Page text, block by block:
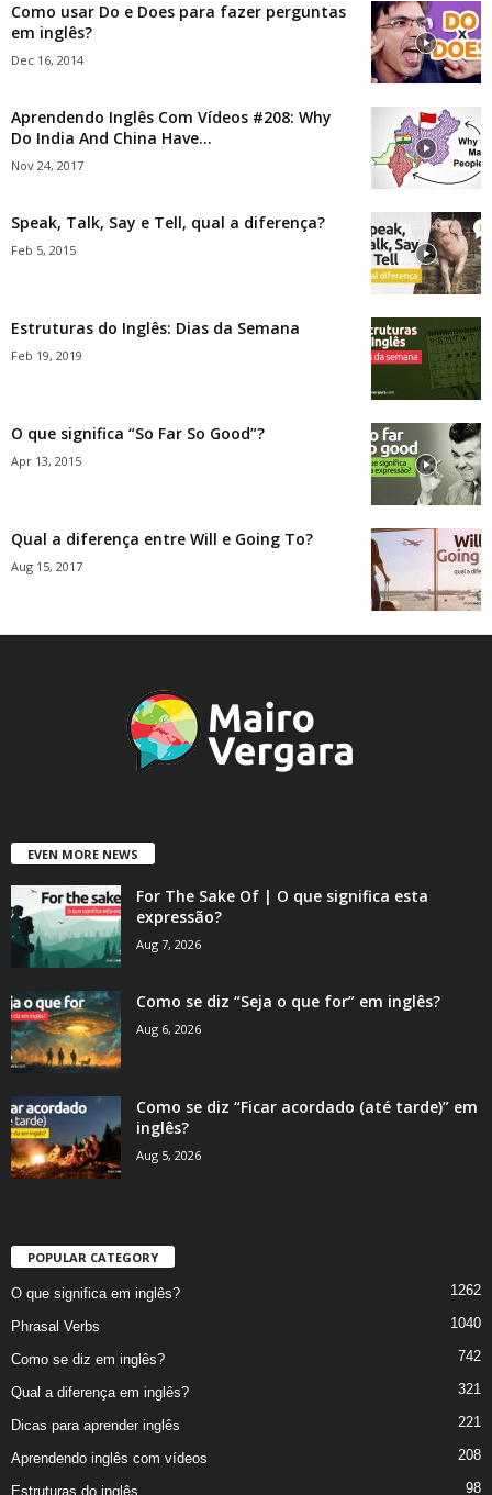
Como usar Do e Does para fazer perguntas
em inglês?
Dec 16, 2014
Aprendendo Inglês Com Vídeos #208: Why
Do India And China Have...
Nov 24, 2017
Speak, Talk, Say e Tell, qual a diferença?
Feb 5, 2015
Estruturas do Inglês: Dias da Semana
Feb 19, 2019
O que significa “So Far So Good”?
Apr 13, 2015
Qual a diferença entre Will e Going To?
Aug 15, 2017
EVEN MORE NEWS
For The Sake Of | O que significa esta
expressão?
Aug 7, 2026
Como se diz “Seja o que for” em inglês?
Aug 6, 2026
Como se diz “Ficar acordado (até tarde)” em
inglês?
Aug 5, 2026
POPULAR CATEGORY
O que significa em inglês? 1262
Phrasal Verbs 1040
Como se diz em inglês? 742
Qual a diferença em inglês? 321
Dicas para aprender inglês 221
Aprendendo inglês com vídeos 208
Estruturas do inglês 98